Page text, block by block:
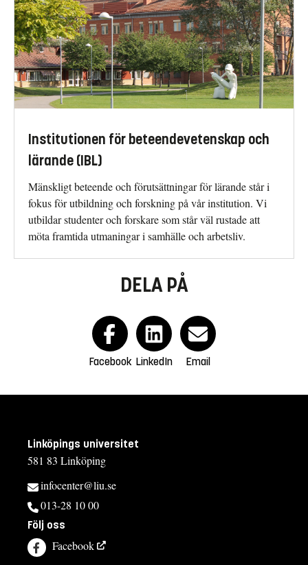
Institutionen för beteendevetenskap och
lärande (IBL)
Mänskligt beteende och förutsättningar för lärande står i
fokus för utbildning och forskning på vår institution. Vi
utbildar studenter och forskare som står väl rustade att
möta framtida utmaningar i samhälle och arbetsliv.
DELA PÅ
Facebook LinkedIn Email
Linköpings universitet
581 83 Linköping
infocenter@liu.se
013-28 10 00
Följ oss
Facebook